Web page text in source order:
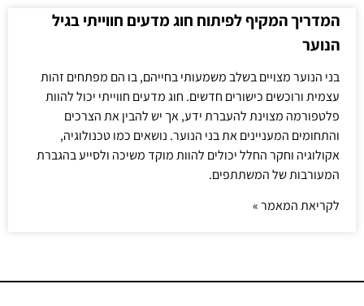
המדריך המקיף לפיתוח חוג מדעים חווייתי בגיל
הנוער
בני הנוער מצויים בשלב משמעותי בחייהם, בו הם מפתחים זהות
עצמית ורוכשים כישורים חדשים. חוג מדעים חווייתי יכול להוות
פלטפורמה מצוינת להעברת ידע, אך יש להבין את הצרכים
והתחומים המעניינים את בני הנוער. נושאים כמו טכנולוגיה,
אקולוגיה וחקר החלל יכולים להוות מוקד משיכה ולסייע בהגברת
המעורבות של המשתתפים.
לקריאת המאמר »